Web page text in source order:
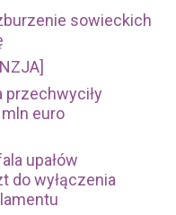
sowieckich
przechwyciły
euro
upałów
do wyłączenia